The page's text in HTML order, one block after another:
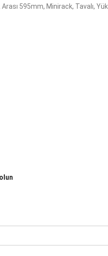
Arası 595mm, Minirack, Tavalı,